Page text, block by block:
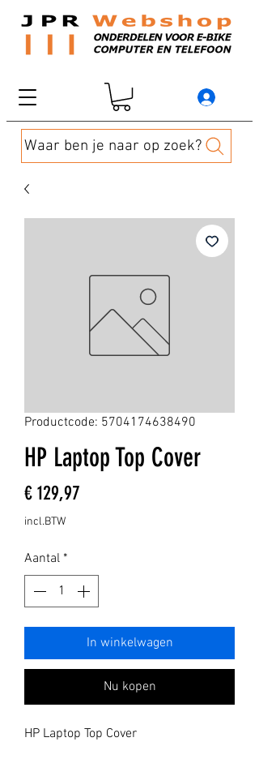
Waar ben je naar op zoek?
Productcode: 5704174638490
HP Laptop Top Cover
€ 129,97
incl.BTW
Aantal *
In winkelwagen
Nu kopen
HP Laptop Top Cover